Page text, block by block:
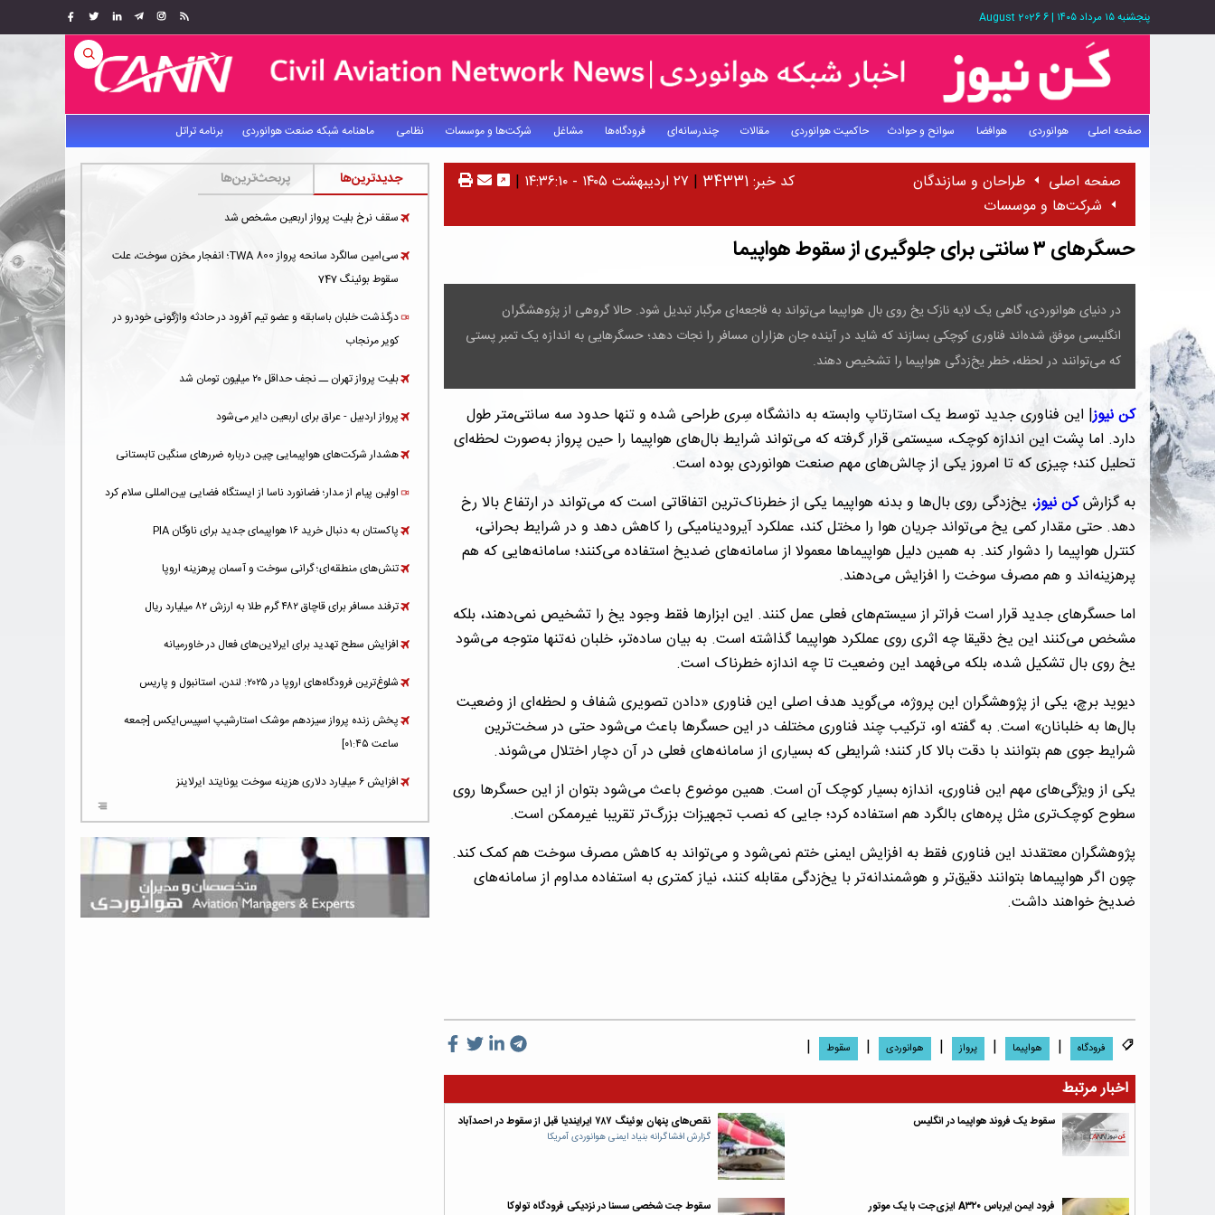
پنجشنبه ۱۵ مرداد ۱۴۰۵ |
6 August 2026
صفحه اصلی هوانوردی هوافضا سوانح و حوادث حاکمیت هوانوردی مقالات چندرسانه‌ای فرودگاه‌ها مشاغل شرکت‌ها و موسسات نظامی ماهنامه شبکه صنعت هوانوردی برنامه تراتل
صفحه اصلی
طراحان و سازندگان
شرکت‌ها و موسسات
کد خبر: 34331 | ۲۷ اردیبهشت ۱۴۰۵ - ۱۴:۳۶:۱۰ |
حسگرهای ۳ سانتی برای جلوگیری از سقوط هواپیما
در دنیای هوانوردی، گاهی یک لایه نازک یخ روی بال هواپیما می‌تواند به فاجعه‌ای مرگبار تبدیل شود. حالا گروهی از پژوهشگران
انگلیسی موفق شده‌اند فناوری کوچکی بسازند که شاید در آینده جان هزاران مسافر را نجات دهد؛ حسگرهایی به اندازه یک تمبر پستی
که می‌توانند در لحظه، خطر یخ‌زدگی هواپیما را تشخیص دهند.
کن نیوز| این فناوری جدید توسط یک استارتاپ وابسته به دانشگاه سِری طراحی شده و تنها حدود سه سانتی‌متر طول
دارد. اما پشت این اندازه کوچک، سیستمی قرار گرفته که می‌تواند شرایط بال‌های هواپیما را حین پرواز به‌صورت لحظه‌ای
تحلیل کند؛ چیزی که تا امروز یکی از چالش‌های مهم صنعت هوانوردی بوده است.
به گزارشکن نیوز، یخ‌زدگی روی بال‌ها و بدنه هواپیما یکی از خطرناک‌ترین اتفاقاتی است که می‌تواند در ارتفاع بالا رخ
دهد. حتی مقدار کمی یخ می‌تواند جریان هوا را مختل کند، عملکرد آیرودینامیکی را کاهش دهد و در شرایط بحرانی،
کنترل هواپیما را دشوار کند. به همین دلیل هواپیماها معمولا از سامانه‌های ضدیخ استفاده می‌کنند؛ سامانه‌هایی که هم
پرهزینه‌اند و هم مصرف سوخت را افزایش می‌دهند.
اما حسگرهای جدید قرار است فراتر از سیستم‌های فعلی عمل کنند. این ابزارها فقط وجود یخ را تشخیص نمی‌دهند، بلکه
مشخص می‌کنند این یخ دقیقا چه اثری روی عملکرد هواپیما گذاشته است. به بیان ساده‌تر، خلبان نه‌تنها متوجه می‌شود
یخ روی بال تشکیل شده، بلکه می‌فهمد این وضعیت تا چه اندازه خطرناک است.
دیوید برچ، یکی از پژوهشگران این پروژه، می‌گوید هدف اصلی این فناوری «دادن تصویری شفاف و لحظه‌ای از وضعیت
بال‌ها به خلبانان» است. به گفته او، ترکیب چند فناوری مختلف در این حسگرها باعث می‌شود حتی در سخت‌ترین
شرایط جوی هم بتوانند با دقت بالا کار کنند؛ شرایطی که بسیاری از سامانه‌های فعلی در آن دچار اختلال می‌شوند.
یکی از ویژگی‌های مهم این فناوری، اندازه بسیار کوچک آن است. همین موضوع باعث می‌شود بتوان از این حسگرها روی
سطوح کوچک‌تری مثل پره‌های بالگرد هم استفاده کرد؛ جایی که نصب تجهیزات بزرگ‌تر تقریبا غیرممکن است.
پژوهشگران معتقدند این فناوری فقط به افزایش ایمنی ختم نمی‌شود و می‌تواند به کاهش مصرف سوخت هم کمک کند.
چون اگر هواپیماها بتوانند دقیق‌تر و هوشمندانه‌تر با یخ‌زدگی مقابله کنند، نیاز کمتری به استفاده مداوم از سامانه‌های
ضدیخ خواهند داشت.
فرودگاه | هواپیما | پرواز | هوانوردی | سقوط
|
اخبار مرتبط
سقوط یک فروند هواپیما در انگلیس نقص‌های پنهان بوئینگ ۷۸۷ ایرایندیا قبل از سقوط در احمدآباد
گزارش افشاگرانه بنیاد ایمنی هوانوردی آمریکا
فرود ایمن ایرباس A۳۲۰ ایزی‌جت با یک موتور سقوط جت شخصی سسنا در نزدیکی فرودگاه تولوکا
جدیدترین‌ها پربحث‌ترین‌ها
سقف نرخ بلیت پرواز اربعین مشخص شد
سی‌امین سالگرد سانحه پرواز TWA 800؛ انفجار مخزن سوخت، علت
سقوط بوئینگ 747
درگذشت خلبان باسابقه و عضو تیم آفرود در حادثه واژگونی خودرو در
کویر مرنجاب
بلیت پرواز تهران ــ نجف حداقل ۲۰ میلیون تومان شد
پرواز اردبیل - عراق برای اربعین دایر می‌شود
هشدار شرکت‌های هواپیمایی چین درباره ضررهای سنگین تابستانی
اولین پیام از مدار؛ فضانورد ناسا از ایستگاه فضایی بین‌المللی سلام کرد
پاکستان به دنبال خرید ۱۶ هواپیمای جدید برای ناوگان PIA
تنش‌های منطقه‌ای؛ گرانی سوخت و آسمان پرهزینه اروپا
ترفند مسافر برای قاچاق ۴۸۲ گرم طلا به ارزش ۸۲ میلیارد ریال
افزایش سطح تهدید برای ایرلاین‌های فعال در خاورمیانه
شلوغ‌ترین فرودگاه‌های اروپا در ۲۰۲۵: لندن، استانبول و پاریس
پخش زنده پرواز سیزدهم موشک استارشیپ اسپیس‌ایکس [جمعه
ساعت ۰۱:۴۵]
افزایش ۶ میلیارد دلاری هزینه‌ سوخت یونایتد ایرلاینز
هوش مصنوعی وارد تعمیر و بازرسی موتورهای هواپیما شد
حمله هوایی به تأسیسات فرودگاه سمنان
استخدام در صنعت هوانوردی کانادا با آموزش رایگان و حقوق ۱۲۷ هزار
دلاری